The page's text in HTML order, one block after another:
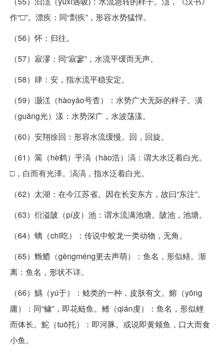
作“□”。漂疾：同“剽疾”，形容水势猛悍。
（56）怀：归往。
（57）寂漻：同“寂寥”，水流平缓而无声。
（58）肆：安，指水流平稳安定。
（59）灏溔（hàoyǎo号杳）：水势广大无际的样子。潢
（guāng光）漾：水势深广，水波荡漾。
（60）安翔徐回：形容水流缓慢。回，回旋。
（61）翯（hè鹤）乎滈（hào浩）滈：谓大水泛着白光。
□，白而有光泽。滈滈，指水泛着白光。
（62）太湖：在今江苏省。因在长安东方，故曰“东注”。
（63）衍溢陂（pí皮）池：谓水流满池塘。陂池，池塘。
（64）螭（chī吃）：传说中蛟龙一类动物，无角。
（65）䱭䲛（gèngméng更去声萌）：鱼名，形似鳝。渐
离：鱼名，形状不详。
（66）鰅（yú于）：鲶类的一种，皮肤有文。鰫（yōng
庸）：同“鳙”，即花鲢鱼。鳍（qián虔）：鱼名，形似鲤
而体长。鮀（tuō托）：即河豚。或说即黄颊鱼，口大而食
小鱼。